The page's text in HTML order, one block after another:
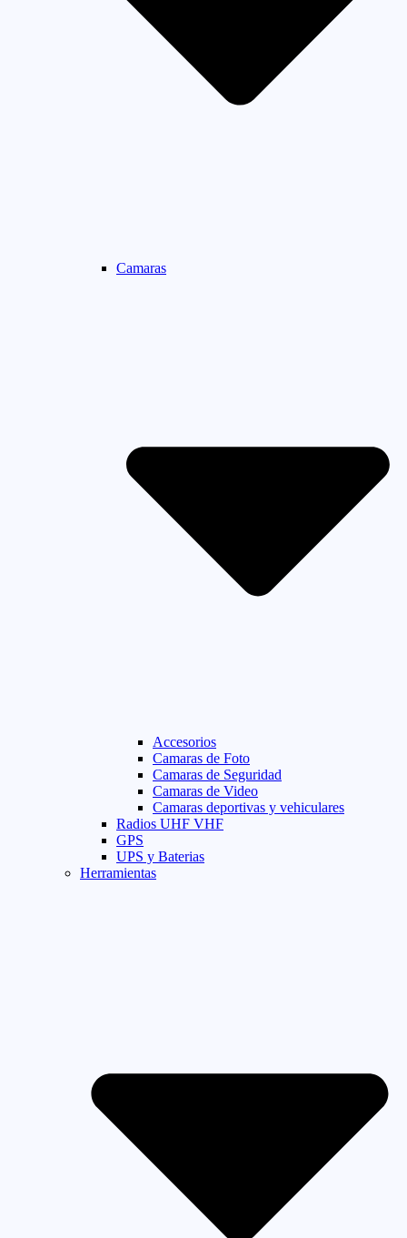
Camaras
Accesorios
Camaras de Foto
Camaras de Seguridad
Camaras de Video
Camaras deportivas y vehiculares
Radios UHF VHF
GPS
UPS y Baterias
Herramientas